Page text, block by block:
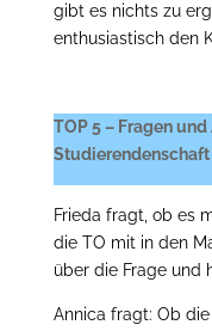
gibt es nichts zu
enthusiastisch den
TOP 5 – Fragen
Studierendenschaft
Frieda fragt, ob es
die TO mit in den
über die Frage und
Annica fragt: Ob